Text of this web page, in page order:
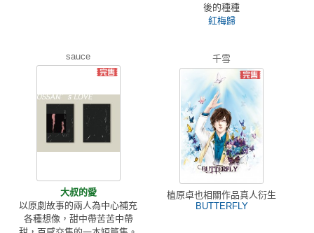
後的種種
紅梅歸
sauce
大叔的愛
以原劇故事的兩人為中心補充
各種想像，甜中帶苦苦中帶
千雪
植原卓也相關作品真人衍生
BUTTERFLY